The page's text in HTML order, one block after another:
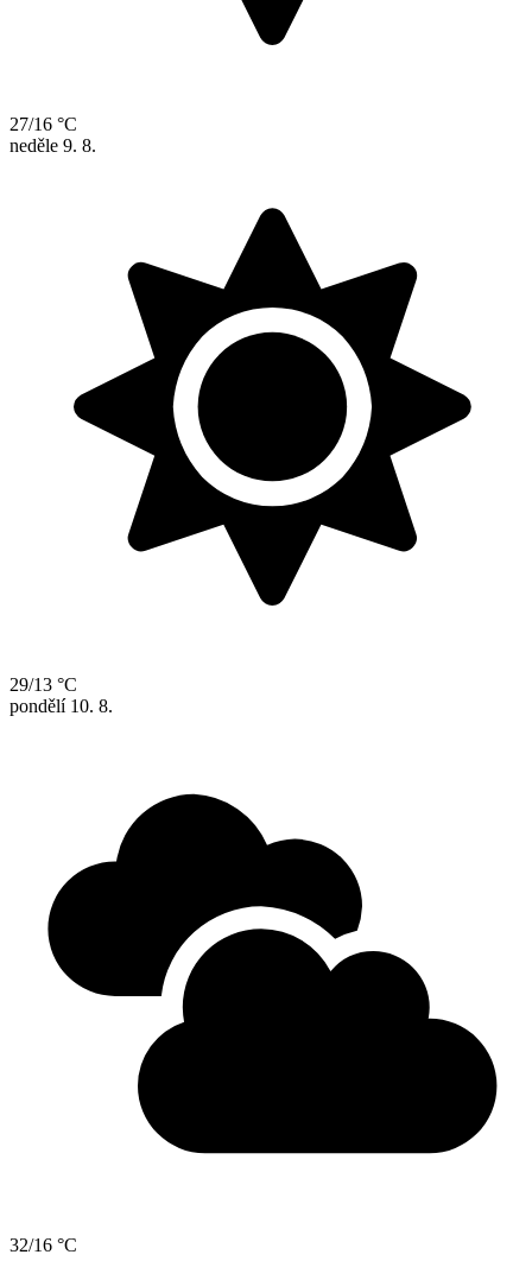
27/16 °C
neděle 9. 8.
29/13 °C
pondělí 10. 8.
32/16 °C